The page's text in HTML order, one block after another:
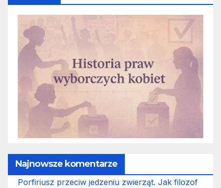
Najnowsze komentarze
Porfiriusz przeciw jedzeniu zwierząt. Jak filozof